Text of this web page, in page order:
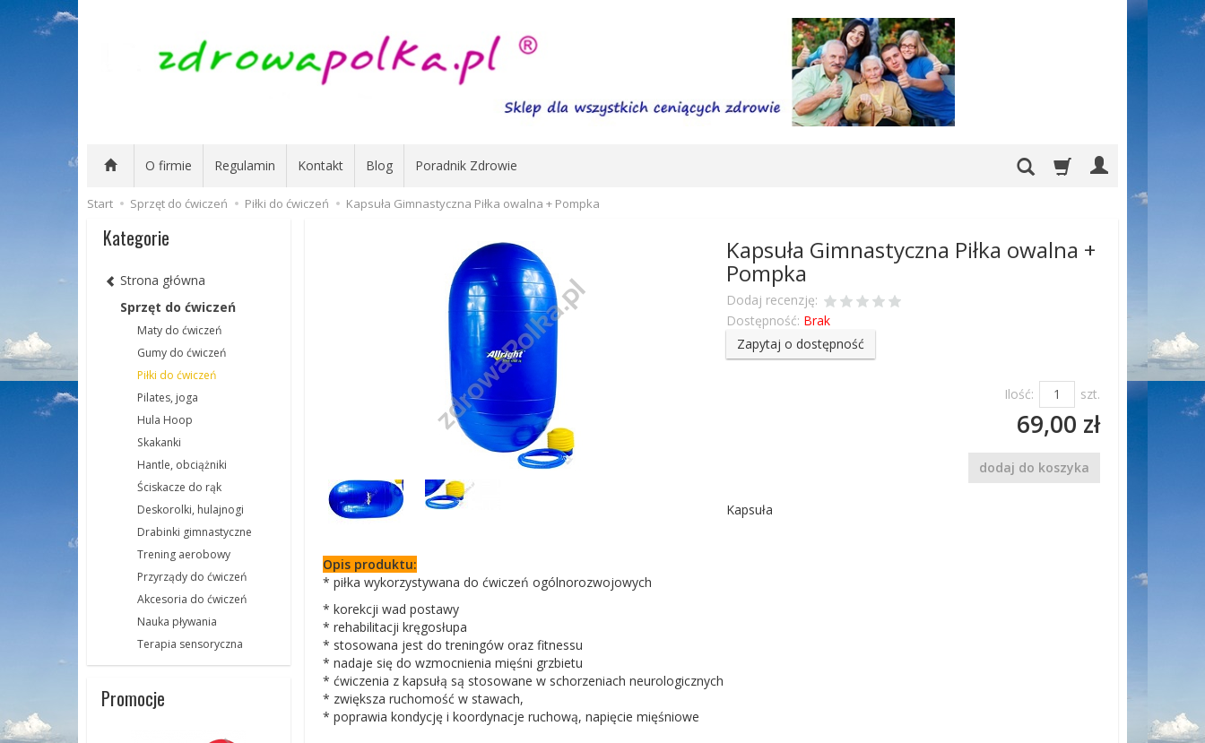
O firmie Regulamin Kontakt Blog Poradnik Zdrowie
Start Sprzęt do ćwiczeń Piłki do ćwiczeń Kapsuła Gimnastyczna Piłka owalna + Pompka
Kapsuła Gimnastyczna Piłka owalna +
Pompka
Dodaj recenzję:
Dostępność: Brak
Zapytaj o dostępność
Ilość: szt.
69,00 zł
dodaj do koszyka
Kapsuła
Opis produktu:
* piłka wykorzystywana do ćwiczeń ogólnorozwojowych
* korekcji wad postawy
* rehabilitacji kręgosłupa
* stosowana jest do treningów oraz fitnessu
* nadaje się do wzmocnienia mięśni grzbietu
* ćwiczenia z kapsułą są stosowane w schorzeniach neurologicznych
* zwiększa ruchomość w stawach,
* poprawia kondycję i koordynacje ruchową, napięcie mięśniowe
Kategorie
Strona główna
Sprzęt do ćwiczeń
Maty do ćwiczeń
Gumy do ćwiczeń
Piłki do ćwiczeń
Pilates, joga
Hula Hoop
Skakanki
Hantle, obciążniki
Ściskacze do rąk
Deskorolki, hulajnogi
Drabinki gimnastyczne
Trening aerobowy
Przyrządy do ćwiczeń
Akcesoria do ćwiczeń
Nauka pływania
Terapia sensoryczna
Promocje